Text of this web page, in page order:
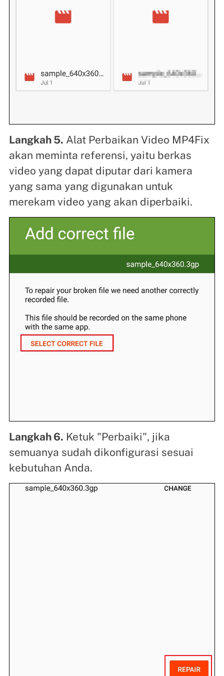
Langkah 5. Alat Perbaikan Video MP4Fix
akan meminta referensi, yaitu berkas
video yang dapat diputar dari kamera
yang sama yang digunakan untuk
merekam video yang akan diperbaiki.
Langkah 6. Ketuk "Perbaiki", jika
semuanya sudah dikonfigurasi sesuai
kebutuhan Anda.